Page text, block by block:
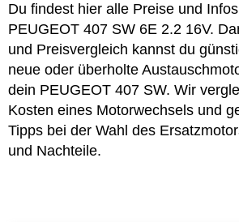
Du findest hier alle Preise und
PEUGEOT 407 SW 6E 2.2 16V.
und Preisvergleich kannst du
neue oder überholte
dein PEUGEOT 407 SW. Wir
Kosten eines Motorwechsels und
Tipps bei der Wahl des
und Nachteile.